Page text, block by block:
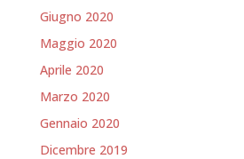
Giugno 2020
Maggio 2020
Aprile 2020
Marzo 2020
Gennaio 2020
Dicembre 2019